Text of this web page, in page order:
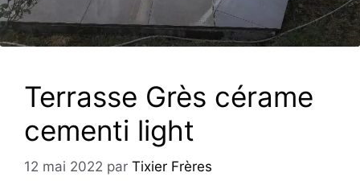
Terrasse Grès cérame
cementi light
12 mai 2022 par Tixier Frères